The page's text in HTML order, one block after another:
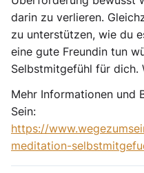
darin zu verlieren.
zu unterstützen, wie du
eine gute Freundin tun
Selbstmitgefühl für dich.
Mehr Informationen und
Sein:
https://
meditation-